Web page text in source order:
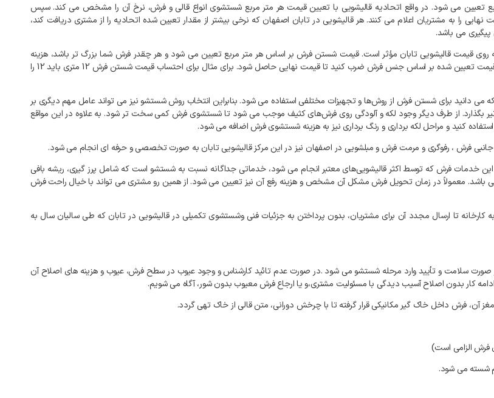
تعیین می شود. در واقع اتحادیه قالیشویی با تعیین قیمت هر متر مربع شستشوی انواع قالی و فرش، نرخ آن را مشخص می کند.سپس
نهایی را به مشتریان اعلام می کنند.هر قالیشویی در تابان اصفهان که نرخی بیشتر از مقدار تعیین شده اتحادیه را از مشتری دریافت کند،
پیگیری می باشد.
روی قیمت قالیشویی تابان مؤثر است.قیمت شستن فرش بر اساس هر متر مربع تعیین می شود و هر چقدر فرش شما بزرگ تر باشد، هزینه
تعیین شده بر اساس جنس فرش ضرب کنید تا قیمت نهایی حاصل شود. برای مثال برای احتساب قیمت شستن فرش متری باید12
را
می دانید برای شستن فرش از روش‌هاو تجهیزات مختلفی استفاده می شود. بنابراین انتخاب روش شستشو نیز می تواندعامل مهم دیگری بر
بگذارد. از طرف دیگر وجود لکه و آلودگی روی فرش‌های کثیف موجب می شود تاشستشوی فرش کمی سخت تر شود. به علاوه در این مواقع
استفاده کنیدو مراحل لکه برداری و رنگ برداری نیز به هزینه شستشوی فرش اضافه می شود.
جانبی فرش ، رفوگری و مرمت فرش و مبلشویی در اصفهان نیز در این مرکز قالیشویی تابان به صورت تخصصی و حرفه ای انجام می شود.
این خدمات فرش که توسط اکثر قالیشویی‌های معتبر انجام می شود، خدماتی جداگانه نسبت به شستشو است که شامل پرز گیری، ریشه بافی
باشد. معمولاً در زمان تحویل فرش مشکل آن مشخص و هزینه رفع آن نیز تعیین می شود. از همین رو مشتری می تواند باخیال راحت فرش
به کارخانه تا ارسال مجدد آن برای مشتریان، بدون پرداختن به جزئیات فنی وشستشوی تکمیلی در قالیشویی در تابان که طی سالیان سال به
صورت سلامت و تأییدوارد مرحله شستشو می شود .در صورت عدم تائیدکارشناس و وجود عیوب در سطح فرش، عیوب و هزینه های اصلاح آن
ادامه کار بدون اصلاح آسیب دیدگی بامسئولیت مشتری،و یاارجاع فرش معیوب بدون شور، آگاه می شویم.
مغز آن، فرش داخل خاک گیر مکانیکی قرار گرفته تا باچرخش دورانی، متن قالی از خاک تهی گردد.
فرش الزامی است)
شسته می شود.